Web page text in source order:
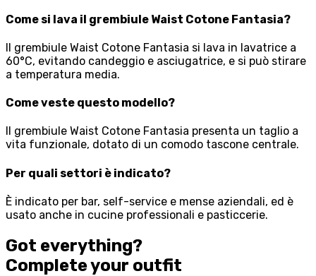
Come si lava il grembiule Waist Cotone Fantasia?
Il grembiule Waist Cotone Fantasia si lava in lavatrice a
60°C, evitando candeggio e asciugatrice, e si può stirare
a temperatura media.
Come veste questo modello?
Il grembiule Waist Cotone Fantasia presenta un taglio a
vita funzionale, dotato di un comodo tascone centrale.
Per quali settori è indicato?
È indicato per bar, self-service e mense aziendali, ed è
usato anche in cucine professionali e pasticcerie.
Got everything?
Complete your outfit